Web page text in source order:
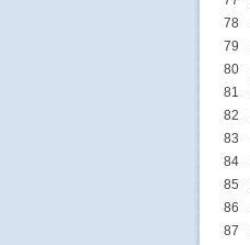
78
79
80
81
82
83
84
85
86
87